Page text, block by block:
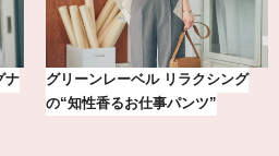
【BAILA×OMO】ウオズミアミ描き
下ろし！金沢の旅リスト